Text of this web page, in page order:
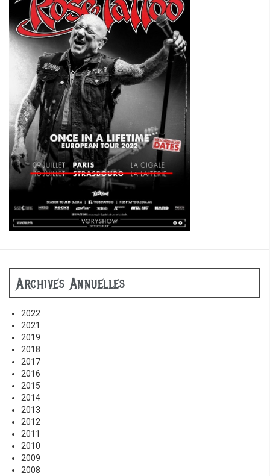
Archives Annuelles
2022
2021
2019
2018
2017
2016
2015
2014
2013
2012
2011
2010
2009
2008